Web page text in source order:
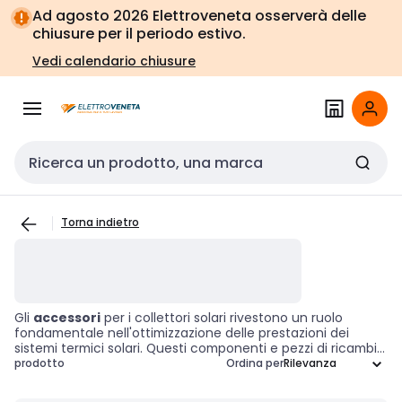
Vai alla
navigazione
Vai
alla
pagina
Ad agosto 2026 Elettroveneta osserverà delle
chiusure per il periodo estivo.
Vedi calendario chiusure
Cerca input
Torna indietro
Gli accessori per i collettori solari rivestono un ruolo
fondamentale nell'ottimizzazione delle prestazioni dei
sistemi termici solari. Questi componenti e pezzi di ricambio
sono progettati per garantire un funzionamento efficiente
prodotto Ordina per